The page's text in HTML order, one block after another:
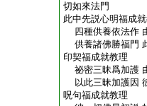
切如來法門
此中先説心明福成
四種供養依法作
供養諸佛勝福門
印契福成就教理
祕密三昧爲加護
以此三昧加護因
呪句福成就教理